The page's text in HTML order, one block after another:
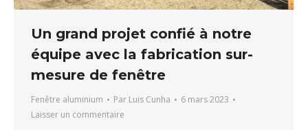
Un grand projet confié à notre
équipe avec la fabrication sur-
mesure de fenêtre
Fenêtre aluminium Par Luis Cunha
6 mars 2023
Laisser un commentaire